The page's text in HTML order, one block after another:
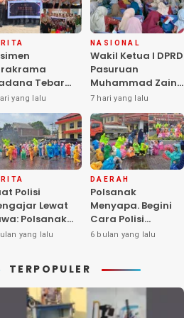
Tebar
di
Asuhan
Balita SYD,
Hangat
Terlantar
Hadir
Hati”
yang lalu
NASIONAL
Wakil Ketua I DPRD
Pasuruan
Muhammad Zaini
Soroti Krisis
Fasilitas Sekolah
di Tengah Efisiensi
Anggaran
7 hari yang lalu
Polisi
Lewat
Polsanak
Sentuh
Dini
yang lalu
DAERAH
Polsanak
Menyapa. Begini
Cara Polisi
Mendekatkan
Sejak Usia Dini
6 bulan yang lalu
TERPOPULER